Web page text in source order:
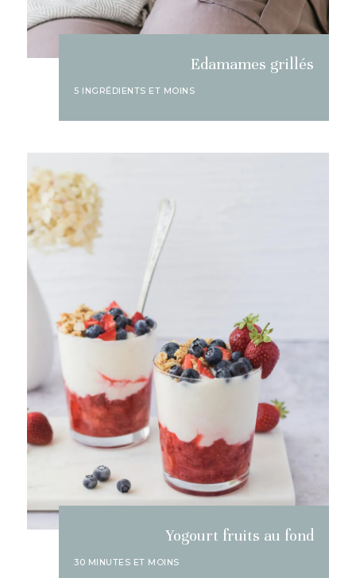
Edamames grillés
5 INGRÉDIENTS ET MOINS
Yogourt fruits au fond
30 MINUTES ET MOINS